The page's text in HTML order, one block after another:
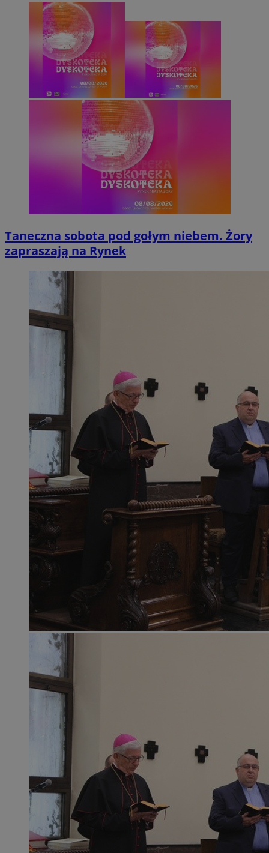
Taneczna sobota pod gołym niebem. Żory
zapraszają na Rynek